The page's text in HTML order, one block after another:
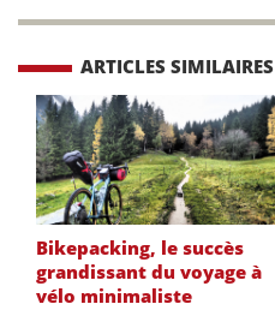
ARTICLES SIMILAIRES
Bikepacking, le succès
grandissant du voyage à
vélo minimaliste